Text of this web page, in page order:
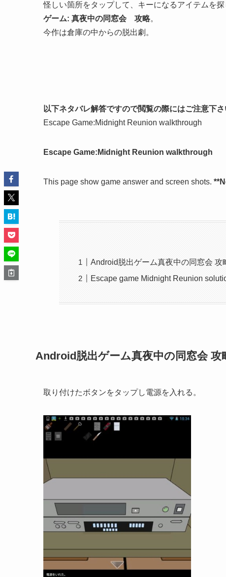
怪しい箇所をタップして、キーになるアイテムを
ゲーム: 真夜中の同窓会 攻略。
今作は倉庫の中からの脱出劇。
以下ネタバレ解答ですので閲覧の際にはご注意下さ
Escape Game:Midnight Reunion walkthrough
Escape Game:Midnight Reunion walkthrough
This page show game answer and screen shots.
Android脱出ゲーム真夜中の同窓会 攻
Escape game Midnight Reunion
Android脱出ゲーム真夜中の同窓会 攻
取り付けたボタンをタップし電源を入れる。